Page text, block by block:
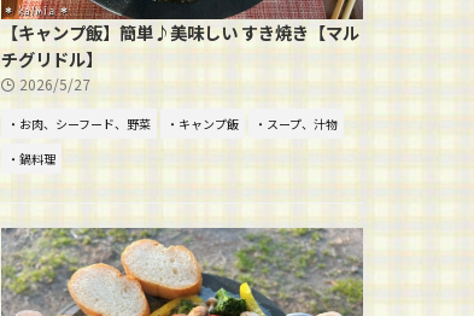
【キャンプ飯】簡単♪美味しい すき焼き【マル
チグリドル】
2026/5/27
・お肉、シーフード、野菜 ・キャンプ飯
・スープ、汁物
・鍋料理